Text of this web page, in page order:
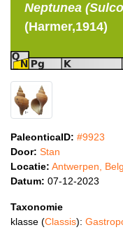
Neptunea
(Harmer,1914)
PaleonticaID: #9923
Door: Stan
Locatie: Antwerpen,
Datum: 07-12-2023
Taxonomie
klasse (Classis):